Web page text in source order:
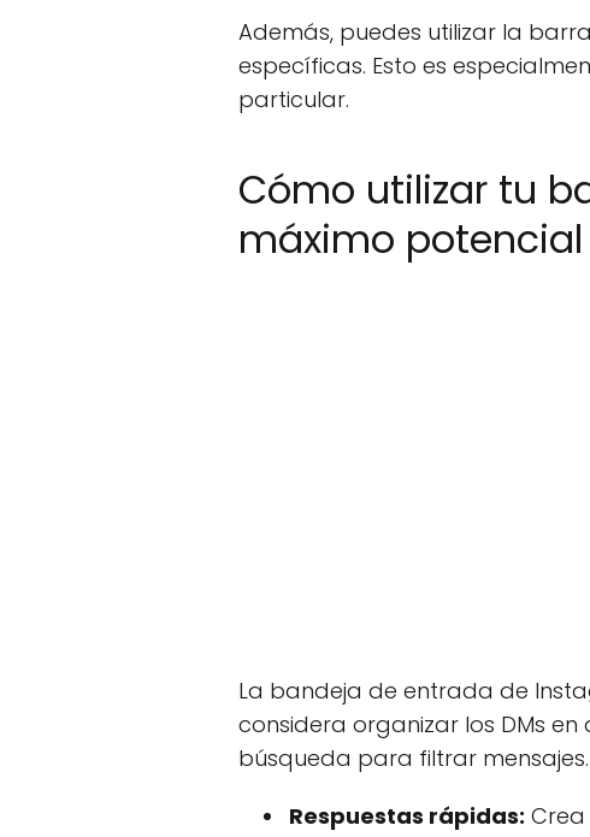
Además, puedes utilizar la
específicas. Esto es
particular.
Cómo utilizar tu
máximo potencial
La bandeja de entrada de
considera organizar los DMs
búsqueda para filtrar mensajes.
Respuestas rápidas: